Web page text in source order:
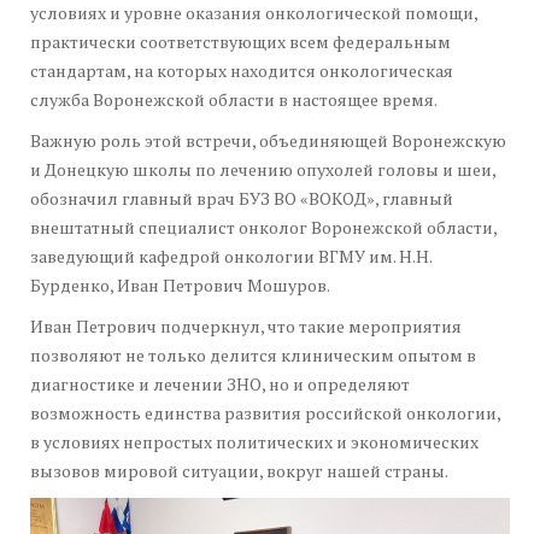
условиях и уровне оказания онкологической помощи,
практически соответствующих всем федеральным
стандартам, на которых находится онкологическая
служба Воронежской области в настоящее время.
Важную роль этой встречи, объединяющей Воронежскую
и Донецкую школы по лечению опухолей головы и шеи,
обозначил главный врач БУЗ ВО «ВОКОД», главный
внештатный специалист онколог Воронежской области,
заведующий кафедрой онкологии ВГМУ им. Н.Н.
Бурденко, Иван Петрович Мошуров.
Иван Петрович подчеркнул, что такие мероприятия
позволяют не только делится клиническим опытом в
диагностике и лечении ЗНО, но и определяют
возможность единства развития российской онкологии,
в условиях непростых политических и экономических
вызовов мировой ситуации, вокруг нашей страны.